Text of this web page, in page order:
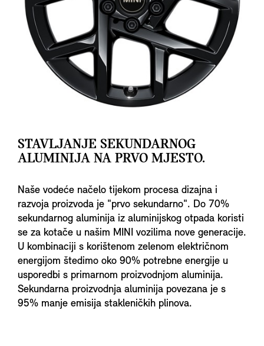
STAVLJANJE SEKUNDARNOG
ALUMINIJA NA PRVO MJESTO.
Naše vodeće načelo tijekom procesa dizajna i
razvoja proizvoda je "prvo sekundarno". Do 70%
sekundarnog aluminija iz aluminijskog otpada koristi
se za kotače u našim MINI vozilima nove generacije.
U kombinaciji s korištenom zelenom električnom
energijom štedimo oko 90% potrebne energije u
usporedbi s primarnom proizvodnjom aluminija.
Sekundarna proizvodnja aluminija povezana je s
95% manje emisija stakleničkih plinova.